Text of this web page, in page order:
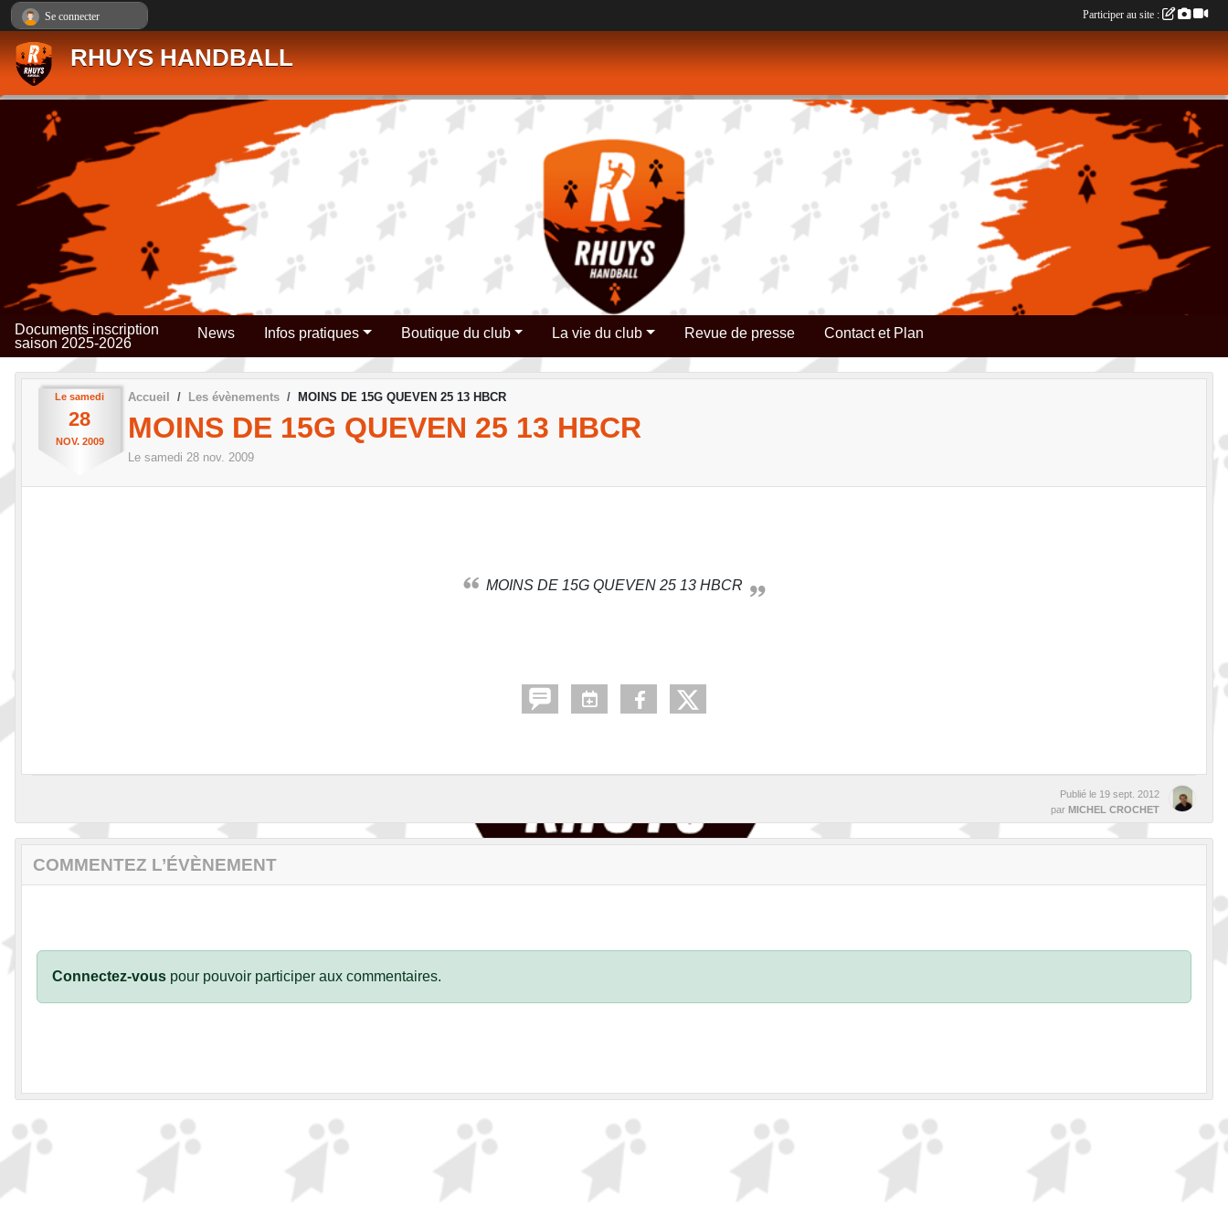
RHUYS HANDBALL
Documents inscription
saison 2025-2026
News Infos pratiques Boutique du club La vie du club Revue de presse Contact et Plan
Le samedi
28
NOV. 2009
Accueil Les évènements MOINS DE 15G QUEVEN 25 13 HBCR
MOINS DE 15G QUEVEN 25 13 HBCR
Le samedi 28 nov. 2009
MOINS DE 15G QUEVEN 25 13 HBCR
Publié le 19 sept. 2012
par MICHEL CROCHET
COMMENTEZ L’ÉVÈNEMENT
Connectez-vous pour pouvoir participer aux commentaires.
Se connecter Participer au site :
Panneau de gestion des cookies